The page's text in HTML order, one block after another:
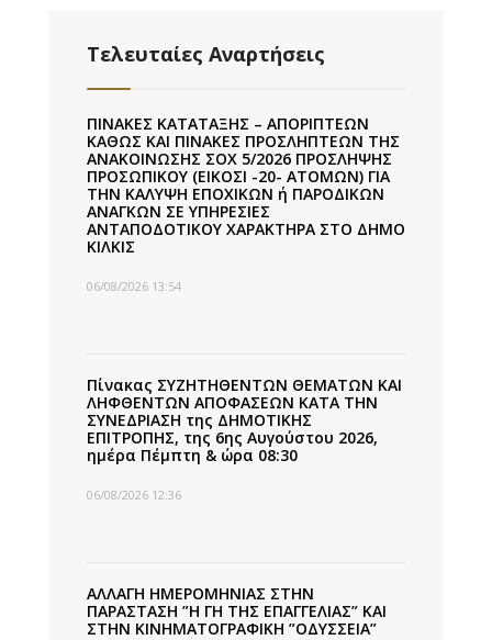
Τελευταίες Αναρτήσεις
ΠΙΝΑΚΕΣ ΚΑΤΑΤΑΞΗΣ – ΑΠΟΡΙΠΤΕΩΝ
ΚΑΘΩΣ ΚΑΙ ΠΙΝΑΚΕΣ ΠΡΟΣΛΗΠΤΕΩΝ ΤΗΣ
ΑΝΑΚΟΙΝΩΣΗΣ ΣΟΧ 5/2026 ΠΡΟΣΛΗΨΗΣ
ΠΡΟΣΩΠΙΚΟΥ (ΕΙΚΟΣΙ -20- ΑΤΟΜΩΝ) ΓΙΑ
ΤΗΝ ΚΑΛΥΨΗ ΕΠΟΧΙΚΩΝ ή ΠΑΡΟΔΙΚΩΝ
ΑΝΑΓΚΩΝ ΣΕ ΥΠΗΡΕΣΙΕΣ
ΑΝΤΑΠΟΔΟΤΙΚΟΥ ΧΑΡΑΚΤΗΡΑ ΣΤΟ ΔΗΜΟ
ΚΙΛΚΙΣ
06/08/2026 13:54
Πίνακας ΣΥΖΗΤΗΘΕΝΤΩΝ ΘΕΜΑΤΩΝ ΚΑΙ
ΛΗΦΘΕΝΤΩΝ ΑΠΟΦΑΣΕΩΝ ΚΑΤΑ ΤΗΝ
ΣΥΝΕΔΡΙΑΣΗ της ΔΗΜΟΤΙΚΗΣ
ΕΠΙΤΡΟΠΗΣ, της 6ης Αυγούστου 2026,
ημέρα Πέμπτη & ώρα 08:30
06/08/2026 12:36
ΑΛΛΑΓΗ ΗΜΕΡΟΜΗΝΙΑΣ ΣΤΗΝ
ΠΑΡΑΣΤΑΣΗ ”Η ΓΗ ΤΗΣ ΕΠΑΓΓΕΛΙΑΣ” ΚΑΙ
ΣΤΗΝ ΚΙΝΗΜΑΤΟΓΡΑΦΙΚΗ ”ΟΔΥΣΣΕΙΑ”